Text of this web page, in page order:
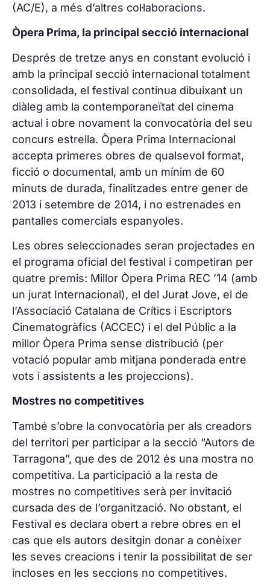
(AC/E), a més d’altres col·laboracions.
Òpera Prima, la principal secció internacional
Després de tretze anys en constant evolució i
amb la principal secció internacional totalment
consolidada, el festival continua dibuixant un
diàleg amb la contemporaneïtat del cinema
actual i obre novament la convocatòria del seu
concurs estrella. Òpera Prima Internacional
accepta primeres obres de qualsevol format,
ficció o documental, amb un mínim de 60
minuts de durada, finalitzades entre gener de
2013 i setembre de 2014, i no estrenades en
pantalles comercials espanyoles.
Les obres seleccionades seran projectades en
el programa oficial del festival i competiran per
quatre premis: Millor Òpera Prima REC ’14 (amb
un jurat Internacional), el del Jurat Jove, el de
l’Associació Catalana de Crítics i Escriptors
Cinematogràfics (ACCEC) i el del Públic a la
millor Òpera Prima sense distribució (per
votació popular amb mitjana ponderada entre
vots i assistents a les projeccions).
Mostres no competitives
També s’obre la convocatòria per als creadors
del territori per participar a la secció “Autors de
Tarragona”, que des de 2012 és una mostra no
competitiva. La participació a la resta de
mostres no competitives serà per invitació
cursada des de l’organització. No obstant, el
Festival es declara obert a rebre obres en el
cas que els autors desitgin donar a conèixer
les seves creacions i tenir la possibilitat de ser
incloses en les seccions no competitives.